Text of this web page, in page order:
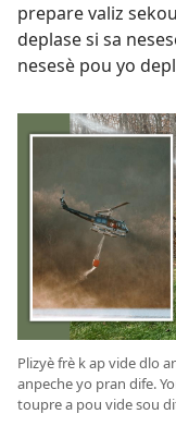
prepare valiz
deplase si sa
nesesè pou yo
Plizyè frè k ap vide dlo
anpeche yo pran dife.
toupre a pou vide sou